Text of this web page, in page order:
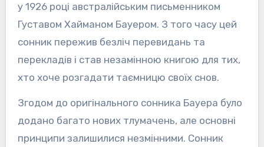
у 1926 році австралійським письменником
Густавом Хайманом Бауером. З того часу цей
сонник пережив безліч перевидань та
перекладів і став незамінною книгою для тих,
хто хоче розгадати таємницю своїх снов.
Згодом до оригінального сонника Бауера було
додано багато нових тлумачень, але основні
принципи залишилися незмінними. Сонник